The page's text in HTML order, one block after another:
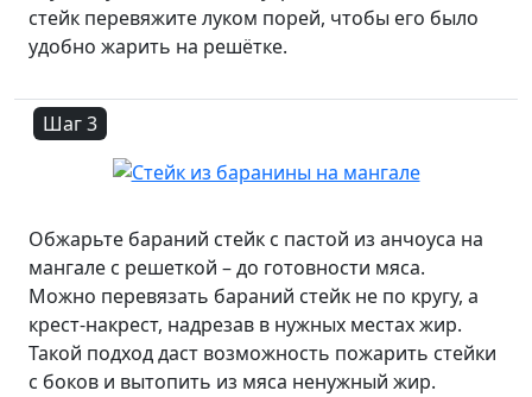
стейк перевяжите луком порей, чтобы его было
удобно жарить на решётке.
Шаг 3
Обжарьте бараний стейк с пастой из анчоуса на
мангале с решеткой – до готовности мяса.
Можно перевязать бараний стейк не по кругу, а
крест-накрест, надрезав в нужных местах жир.
Такой подход даст возможность пожарить стейки
с боков и вытопить из мяса ненужный жир.